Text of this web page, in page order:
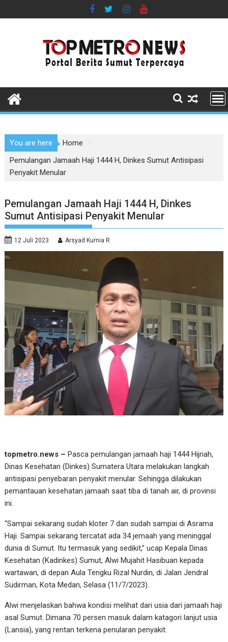
to
You are here
Home
Pemulangan Jamaah Haji 1444 H, Dinkes Sumut Antisipasi
Penyakit Menular
Pemulangan Jamaah Haji 1444 H, Dinkes
Sumut Antisipasi Penyakit Menular
12 Juli 2023 Arsyad Kurnia R
topmetro.news – Pasca pemulangan jamaah haji 1444 Hijriah,
Dinas Kesehatan (Dinkes) Sumatera Utara melakukan langkah
antisipasi penyebaran penyakit menular. Sehingga dilakukan
pemantauan kesehatan jamaah saat tiba di tanah air, di provinsi
ini.
“Sampai sekarang sudah kloter 7 dan sudah sampai di Asrama
Haji. Sampai sekarang tercatat ada 34 jemaah yang meninggal
dunia di Sumut. Itu termasuk yang sedikit,” ucap Kepala Dinas
Kesehatan (Kadinkes) Sumut, Alwi Mujahit Hasibuan kepada
wartawan, di depan Aula Tengku Rizal Nurdin, di Jalan Jendral
Sudirman, Kota Medan, Selasa (11/7/2023).
Alwi menjelaskan bahwa kondisi melihat dari usia dari jamaah haji
asal Sumut. Dimana 70 persen masuk dalam katagori lanjut usia
(Lansia), yang rentan terkena penularan penyakit.